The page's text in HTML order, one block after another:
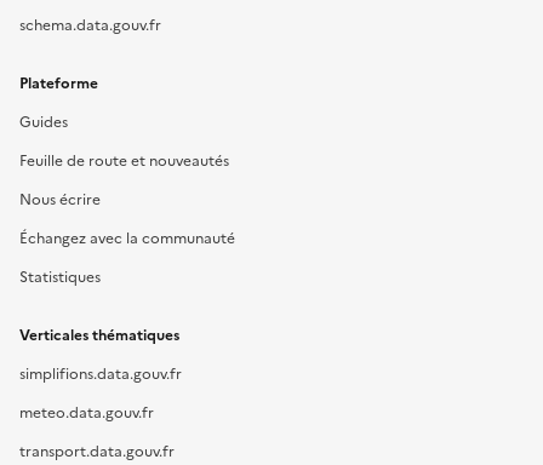
schema.data.gouv.fr
Plateforme
Guides
Feuille de route et nouveautés
Nous écrire
Échangez avec la communauté
Statistiques
Verticales thématiques
simplifions.data.gouv.fr
meteo.data.gouv.fr
transport.data.gouv.fr